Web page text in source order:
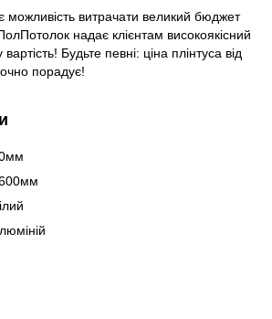
можливість витрачати великий бюджет
надає клієнтам високоякісний
Будьте певні: ціна плінтуса від
порадує!